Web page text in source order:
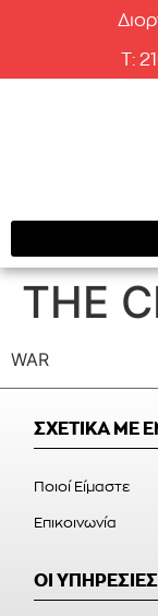
T:
THE
WAR
ΣΧΕΤΙΚΑ ΜΕ
Ποιοί Είμαστε
Επικοινωνία
ΟΙ